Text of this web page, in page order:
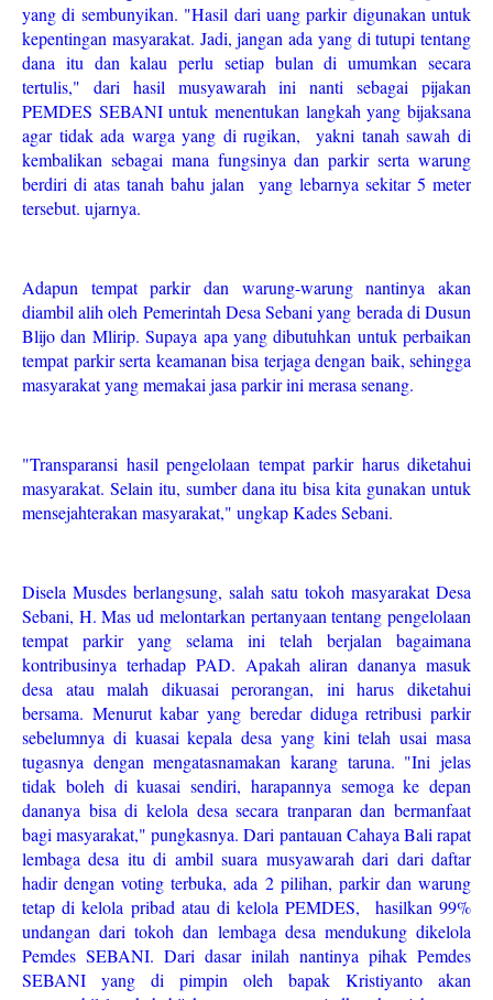
yang di sembunyikan. "Hasil dari uang parkir digunakan untuk
kepentingan masyarakat. Jadi, jangan ada yang di tutupi tentang
dana itu dan kalau perlu setiap bulan di umumkan secara
tertulis," dari hasil musyawarah ini nanti sebagai pijakan
PEMDES SEBANI untuk menentukan langkah yang bijaksana
agar tidak ada warga yang di rugikan, yakni tanah sawah di
kembalikan sebagai mana fungsinya dan parkir serta warung
berdiri di atas tanah bahu jalan yang lebarnya sekitar 5 meter
tersebut. ujarnya.
Adapun tempat parkir dan warung-warung nantinya akan
diambil alih oleh Pemerintah Desa Sebani yang berada di Dusun
Blijo dan Mlirip. Supaya apa yang dibutuhkan untuk perbaikan
tempat parkir serta keamanan bisa terjaga dengan baik, sehingga
masyarakat yang memakai jasa parkir ini merasa senang.
"Transparansi hasil pengelolaan tempat parkir harus diketahui
masyarakat. Selain itu, sumber dana itu bisa kita gunakan untuk
mensejahterakan masyarakat," ungkap Kades Sebani.
Disela Musdes berlangsung, salah satu tokoh masyarakat Desa
Sebani, H. Mas ud melontarkan pertanyaan tentang pengelolaan
tempat parkir yang selama ini telah berjalan bagaimana
kontribusinya terhadap PAD. Apakah aliran dananya masuk
desa atau malah dikuasai perorangan, ini harus diketahui
bersama. Menurut kabar yang beredar diduga retribusi parkir
sebelumnya di kuasai kepala desa yang kini telah usai masa
tugasnya dengan mengatasnamakan karang taruna. "Ini jelas
tidak boleh di kuasai sendiri, harapannya semoga ke depan
dananya bisa di kelola desa secara tranparan dan bermanfaat
bagi masyarakat," pungkasnya. Dari pantauan Cahaya Bali rapat
lembaga desa itu di ambil suara musyawarah dari dari daftar
hadir dengan voting terbuka, ada 2 pilihan, parkir dan warung
tetap di kelola pribad atau di kelola PEMDES, hasilkan 99%
undangan dari tokoh dan lembaga desa mendukung dikelola
Pemdes SEBANI. Dari dasar inilah nantinya pihak Pemdes
SEBANI yang di pimpin oleh bapak Kristiyanto akan